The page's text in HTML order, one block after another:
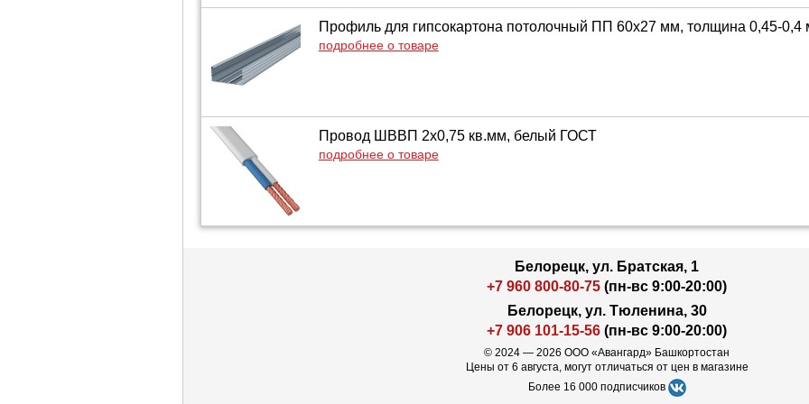
Профиль для гипсокартона потолочный ПП 60х27 мм, толщина 0,45-0,4
подробнее о товаре
Провод ШВВП 2х0,75 кв.мм, белый ГОСТ
подробнее о товаре
Белорецк, ул. Братская, 1
+7 960 800-80-75 (пн-вс 9:00-20:00)
Белорецк, ул. Тюленина, 30
+7 906 101-15-56 (пн-вс 9:00-20:00)
© 2024 — 2026 ООО «Авангард» Башкортостан
Цены от 6 августа, могут отличаться от цен в магазине
Более 16 000 подписчиков